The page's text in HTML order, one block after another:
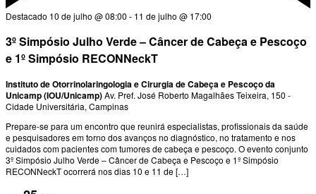
Destacado 10 de julho @ 08:00 - 11 de julho @ 17:00
3º Simpósio Julho Verde – Câncer de Cabeça e Pescoço
e 1º Simpósio RECONNeckT
Instituto de Otorrinolaringologia e Cirurgia de Cabeça e Pescoço da
Unicamp (IOU/Unicamp)Av. Pref. José Roberto Magalhães Teixeira, 150 -
Cidade Universitária, Campinas
Prepare-se para um encontro que reunirá especialistas, profissionais da saúde
e pesquisadores em torno dos avanços no diagnóstico, no tratamento e nos
cuidados com pacientes com tumores de cabeça e pescoço. O evento conjunto
3º Simpósio Julho Verde – Câncer de Cabeça e Pescoço e 1º Simpósio
RECONNeckT ocorrerá nos dias 10 e 11 de […]